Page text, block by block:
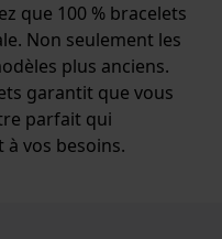
que 100 % bracelets
Non seulement les
plus anciens.
garantit que vous
parfait qui
vos besoins.